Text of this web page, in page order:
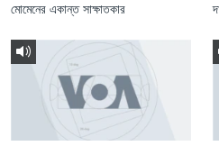
মোমেনের একান্ত সাক্ষাতকার